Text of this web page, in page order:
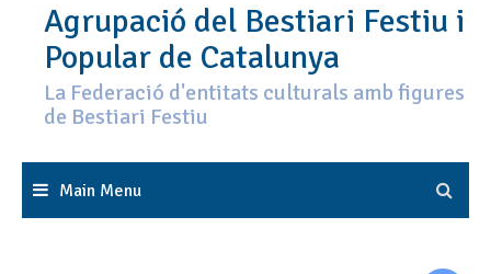
Agrupació del Bestiari Festiu i
Popular de Catalunya
La Federació d'entitats culturals amb figures
de Bestiari Festiu
Main Menu